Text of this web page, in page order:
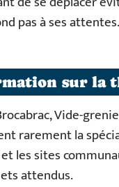
pas à ses
sur la
Vide-
rarement la
les sites
attendus.